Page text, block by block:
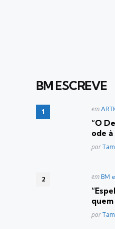
BM ESCREVE
Postado
em
“O
ode
Posted
por
Postado
em BM
Posted
por